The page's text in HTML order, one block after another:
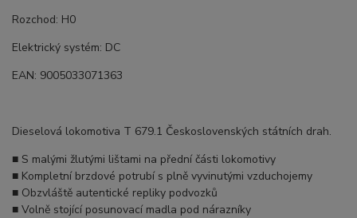
Rozchod: H0
Elektrický systém: DC
EAN: 9005033071363
Dieselová lokomotiva T 679.1 Československých státních drah.
■ S malými žlutými lištami na přední části lokomotivy
■ Kompletní brzdové potrubí s plně vyvinutými vzduchojemy
■ Obzvláště autentické repliky podvozků
■ Volně stojící posunovací madla pod nárazníky